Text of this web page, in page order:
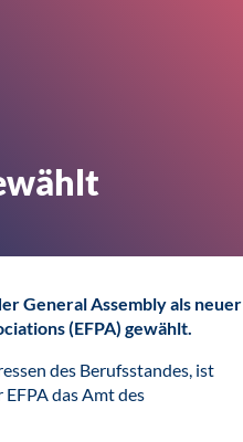
General Assembly als neuer
(EFPA) gewählt.
des Berufsstandes, ist
das Amt des